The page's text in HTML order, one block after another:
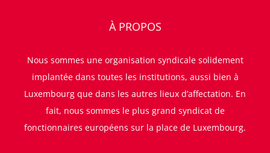
À PROPOS
Nous sommes une organisation syndicale solidement
implantée dans toutes les institutions, aussi bien à
Luxembourg que dans les autres lieux d’affectation. En
fait, nous sommes le plus grand syndicat de
fonctionnaires européens sur la place de Luxembourg.